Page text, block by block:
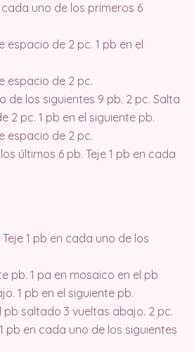
cada uno de los primeros 6
espacio de 2 pc. 1 pb en el
espacio de 2 pc.
de los siguientes 9 pb. 2 pc. Salta
2 pc. 1 pb en el siguiente pb.
espacio de 2 pc.
últimos 6 pb. Teje 1 pb en cada
1 pb en cada uno de los
pb. 1 pa en mosaico en el pb
1 pb en el siguiente pb.
pb saltado 3 vueltas abajo. 2 pc.
pb en cada uno de los siguientes